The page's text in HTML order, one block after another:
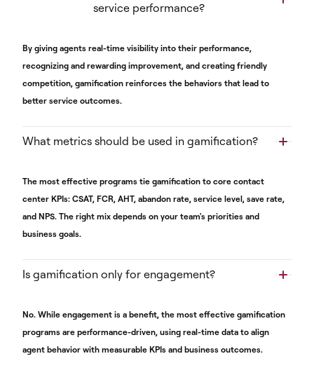
service performance?
By giving agents real-time visibility into their performance,
recognizing and rewarding improvement, and creating friendly
competition, gamification reinforces the behaviors that lead to
better service outcomes.
What metrics should be used in gamification?
The most effective programs tie gamification to core contact
center KPIs: CSAT, FCR, AHT, abandon rate, service level, save rate,
and NPS. The right mix depends on your team's priorities and
business goals.
Is gamification only for engagement?
No. While engagement is a benefit, the most effective gamification
programs are performance-driven, using real-time data to align
agent behavior with measurable KPIs and business outcomes.